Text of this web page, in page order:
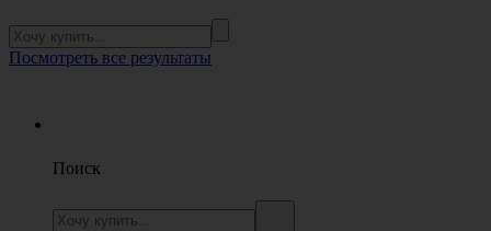
Посмотреть все результаты
Поиск